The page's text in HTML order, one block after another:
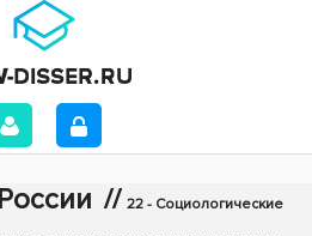
// 22 - Социологические